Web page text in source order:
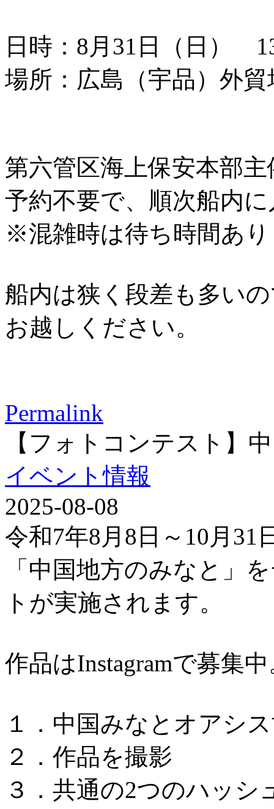
日時：8月31日（日）
場所：広島（宇品）外
第六管区海上保安本部
予約不要で、順次船内
※混雑時は待ち時間あり
船内は狭く段差も多い
お越しください。
Permalink
【フォトコンテスト】
イベント情報
2025-08-08
令和7年8月8日～10月31
「中国地方のみなと」
トが実施されます。
作品はInstagramで募集
１．中国みなとオアシ
２．作品を撮影
３．共通の2つのハッシ